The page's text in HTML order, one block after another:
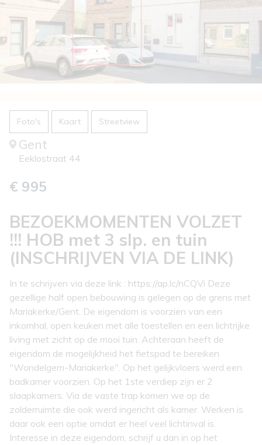
BEZOEKMOMENTEN VOLZET
!!! HOB met 3 slp. en tuin
(INSCHRIJVEN VIA DE LINK)
Gent
Eeklostraat 44
€ 995
Foto's Kaart Streetview
In te schrijven via deze link : https://ap.lc/nCQVi Deze
gezellige half open bebouwing is gelegen op de grens met
Mariakerke/Gent. De eigendom is voorzien van een
inkomhal, open keuken met alle toestellen en een lichtrijke
living met zicht op de mooi tuin. Achteraan heeft de
eigendom de mogelijkheid het fietspad te bereiken
"Wondelgem-Mariakerke". Op het gelijkvloers werd een
badkamer voorzien. Op het 1ste verdiep zijn er 2
slaapkamers. Via de vaste trap komen we op de
zolderruimte die ook werd ingericht als kamer. Werken is
daar ook een optie omdat er heel veel lichtinval is.
Interesse in deze eigendom, schrijf u dan in op het